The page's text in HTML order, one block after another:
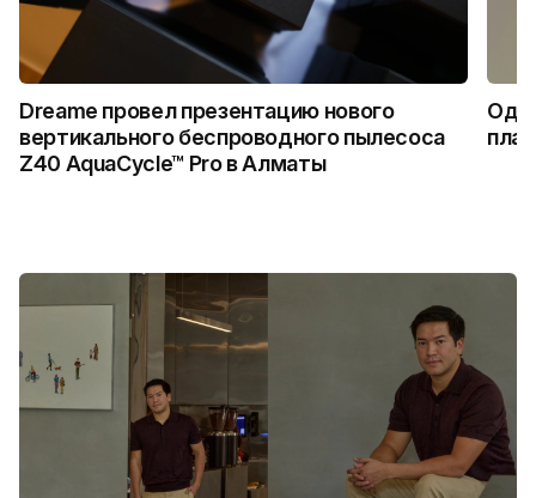
Dreame провел презентацию нового
вертикального беспроводного пылесоса
Z40 AquaCycle™ Pro в Алматы